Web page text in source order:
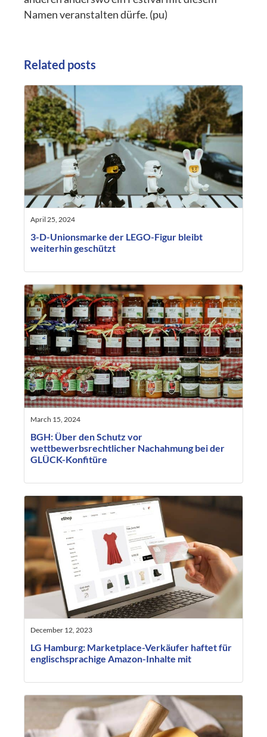
Namen veranstalten dürfe. (pu)
Related posts
April 25, 2024
3-D-Unionsmarke der LEGO-Figur bleibt
weiterhin geschützt
March 15, 2024
BGH: Über den Schutz vor
wettbewerbsrechtlicher Nachahmung bei der
GLÜCK-Konfitüre
December 12, 2023
LG Hamburg: Marketplace-Verkäufer haftet für
englischsprachige Amazon-Inhalte mit